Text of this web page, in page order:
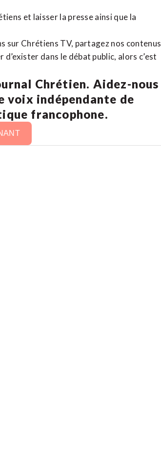
et laisser la presse ainsi que la
sur Chrétiens TV, partagez nos contenus
dans le débat public, alors c’est
Chrétien. Aidez-nous
voix indépendante de
francophone.